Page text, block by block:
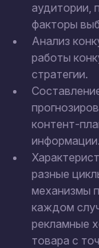
аудитории,
факторы
Анализ
работы
стратегии.
контент-
информации.
разные
механизмы
каждом
рекламные
товара с